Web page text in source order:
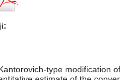
type modification